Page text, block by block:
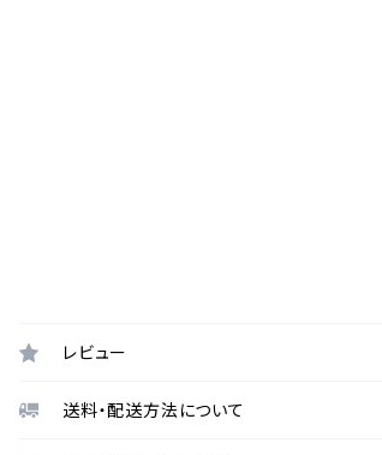
レビュー
送料・配送方法について